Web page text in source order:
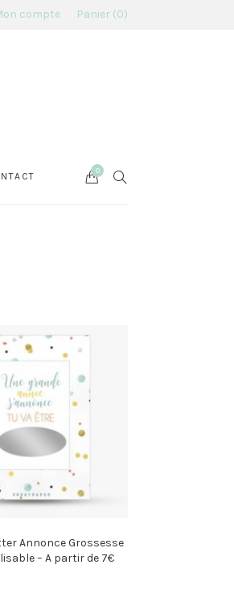
compte Panier 0
SEARCH
Cart
0
Annonce Grossesse
– A partir de 7€